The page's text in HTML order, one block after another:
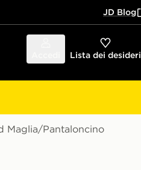
JD Blog
Lista dei desideri
Maglia/Pantaloncino